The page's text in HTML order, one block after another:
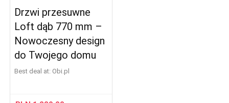
Drzwi przesuwne
Loft dąb 770 mm –
Nowoczesny design
do Twojego domu
Best deal at: obi.pl